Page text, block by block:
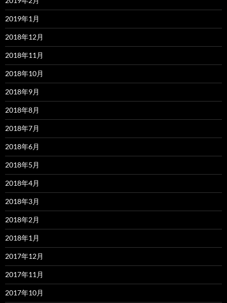
2019年1月
2018年12月
2018年11月
2018年10月
2018年9月
2018年8月
2018年7月
2018年6月
2018年5月
2018年4月
2018年3月
2018年2月
2018年1月
2017年12月
2017年11月
2017年10月